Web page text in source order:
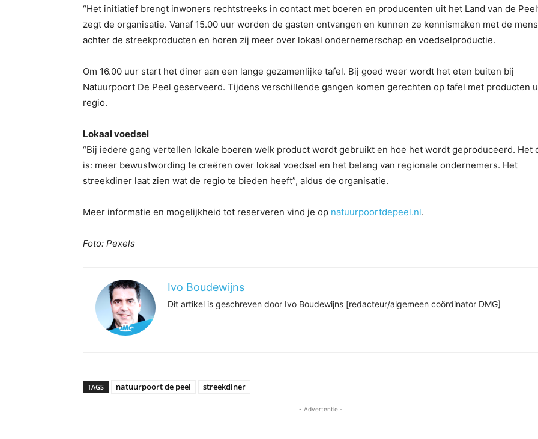
“Het initiatief brengt inwoners rechtstreeks in contact met boeren en producenten uit het Land van de
zegt de organisatie. Vanaf 15.00 uur worden de gasten ontvangen en kunnen ze kennismaken met de
achter de streekproducten en horen zij meer over lokaal ondernemerschap en voedselproductie.
Om 16.00 uur start het diner aan een lange gezamenlijke tafel. Bij goed weer wordt het eten buiten bij
Natuurpoort De Peel geserveerd. Tijdens verschillende gangen komen gerechten op tafel met producten
regio.
Lokaal voedsel
“Bij iedere gang vertellen lokale boeren welk product wordt gebruikt en hoe het wordt geproduceerd. Het
is: meer bewustwording te creëren over lokaal voedsel en het belang van regionale ondernemers. Het
streekdiner laat zien wat de regio te bieden heeft”, aldus de organisatie.
Meer informatie en mogelijkheid tot reserveren vind je op natuurpoortdepeel.nl.
Foto: Pexels
Ivo Boudewijns
Dit artikel is geschreven door Ivo Boudewijns [redacteur/algemeen coördinator DMG]
TAGS natuurpoort de peel streekdiner
- Advertentie -